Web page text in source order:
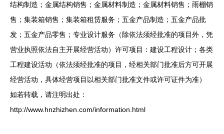
结构制造；金属结构销售；金属材料制造；金属材料销售；雨棚销
售；集装箱销售；集装箱租赁服务；五金产品制造；五金产品批
发；五金产品零售；专业设计服务（除依法须经批准的项目外，凭
营业执照依法自主开展经营活动）许可项目：建设工程设计；各类
工程建设活动（依法须经批准的项目，经相关部门批准后方可开展
经营活动，具体经营项目以相关部门批准文件或许可证件为准）
如若转载，请注明出处：
http://www.hnzhizhen.com/information.html